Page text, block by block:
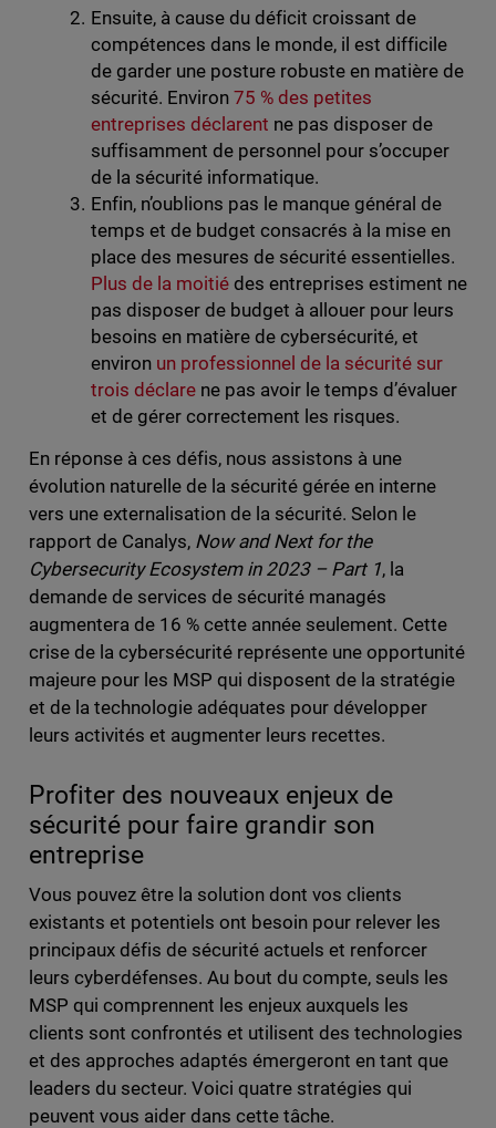
Ensuite, à cause du déficit croissant de
compétences dans le monde, il est difficile
de garder une posture robuste en matière de
sécurité. Environ 75 % des petites
entreprises déclarent ne pas disposer de
suffisamment de personnel pour s’occuper
de la sécurité informatique.
Enfin, n’oublions pas le manque général de
temps et de budget consacrés à la mise en
place des mesures de sécurité essentielles.
Plus de la moitiédes entreprises estiment ne
pas disposer de budget à allouer pour leurs
besoins en matière de cybersécurité, et
environ un professionnel de la sécurité sur
trois déclarene pas avoir le temps d’évaluer
et de gérer correctement les risques.
En réponse à ces défis, nous assistons à une
évolution naturelle de la sécurité gérée en interne
vers une externalisation de la sécurité. Selon le
rapport de Canalys, Now and Next for the
Cybersecurity Ecosystem in 2023 – Part 1, la
demande de services de sécurité managés
augmentera de 16 % cette année seulement. Cette
crise de la cybersécurité représente une opportunité
majeure pour les MSP qui disposent de la stratégie
et de la technologie adéquates pour développer
leurs activités et augmenter leurs recettes.
Profiter des nouveaux enjeux de
sécurité pour faire grandir son
entreprise
Vous pouvez être la solution dont vos clients
existants et potentiels ont besoin pour relever les
principaux défis de sécurité actuels et renforcer
leurs cyberdéfenses. Au bout du compte, seuls les
MSP qui comprennent les enjeux auxquels les
clients sont confrontés et utilisent des technologies
et des approches adaptés émergeront en tant que
leaders du secteur. Voici quatre stratégies qui
peuvent vous aider dans cette tâche.